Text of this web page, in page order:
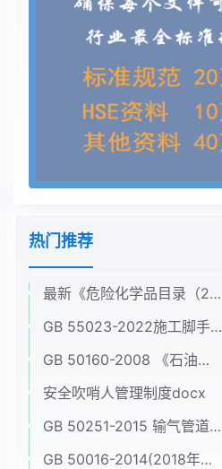
热门推荐
最新《危险化学品目录（2022调整版）》pdf
GB 55023-2022施工脚手架通用规范pdf
GB 50160-2008 《石油化工企业设计防火标准》（2018年版）pdf
安全吹哨人管理制度docx
GB 50251-2015 输气管道工程设计规范pdf
GB 50016-2014(2018年版) 建筑设计防火规范(高清版）pdf